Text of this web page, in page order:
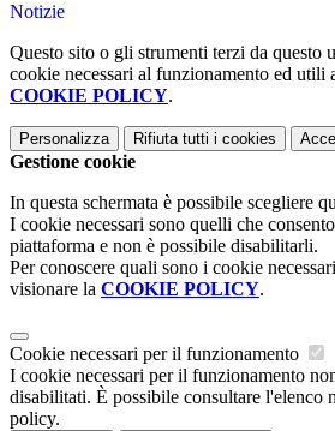
Notizie
Questo sito o gli strumenti terzi da questo
cookie necessari al funzionamento ed utili
COOKIE POLICY.
Personalizza Rifiuta tutti i cookies
Gestione cookie
In questa schermata è possibile scegliere
I cookie necessari sono quelli che
piattaforma e non è possibile disabilitarli.
Per conoscere quali sono i cookie
visionare la COOKIE POLICY.
Cookie necessari per il funzionamento
I cookie necessari per il funzionamento
disabilitati. È possibile consultare l'elenco
policy.